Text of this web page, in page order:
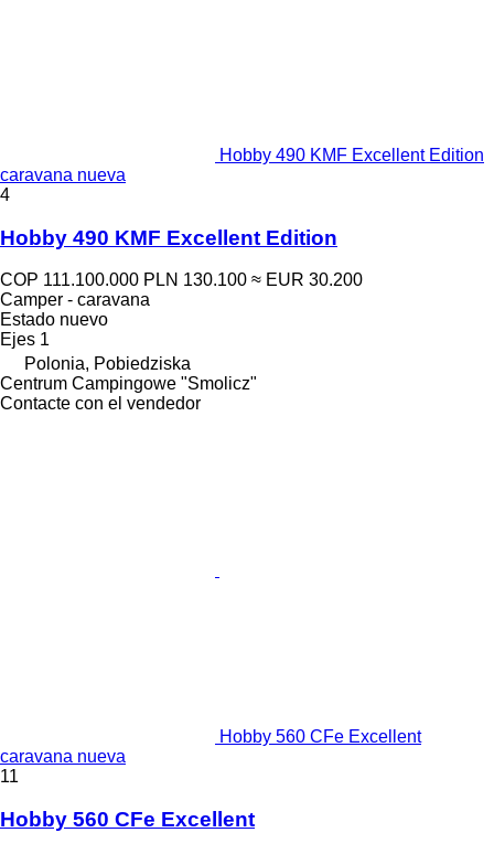
Hobby 490 KMF Excellent Edition
caravana nueva
4
Hobby 490 KMF Excellent Edition
COP 111.100.000 PLN 130.100 ≈ EUR 30.200
Camper - caravana
Estado nuevo
Ejes 1
Polonia, Pobiedziska
Centrum Campingowe "Smolicz"
Contacte con el vendedor
Hobby 560 CFe Excellent
caravana nueva
11
Hobby 560 CFe Excellent